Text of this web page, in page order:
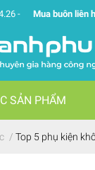
- Mua buôn liên
SẢN PHẨM
/ Top 5 phụ kiện